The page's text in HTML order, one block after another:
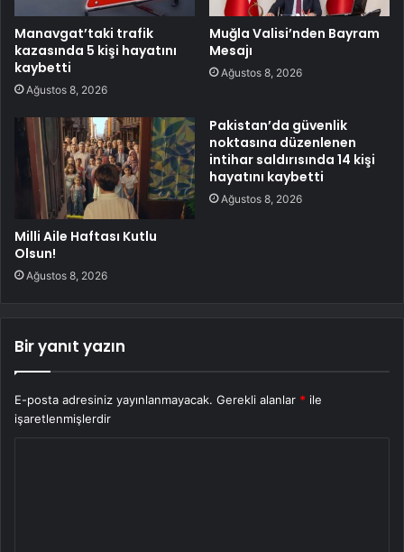
Manavgat’taki trafik
kazasında 5 kişi hayatını
kaybetti
Ağustos 8, 2026
Muğla Valisi’nden Bayram
Mesajı
Ağustos 8, 2026
Milli Aile Haftası Kutlu
Olsun!
Ağustos 8, 2026
Pakistan’da güvenlik
noktasına düzenlenen
intihar saldırısında 14 kişi
hayatını kaybetti
Ağustos 8, 2026
Bir yanıt yazın
E-posta adresiniz yayınlanmayacak. Gerekli alanlar * ile
işaretlenmişlerdir